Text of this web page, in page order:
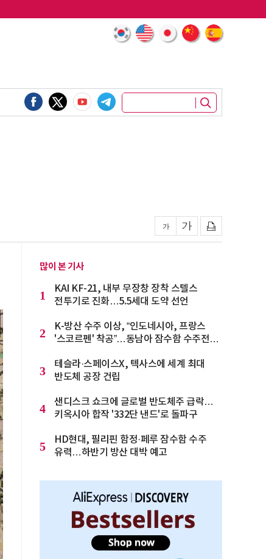
많이 본 기사
1
KAI KF-21, 내부 무장창 장착 스텔스
전투기로 진화…5.5세대 도약 선언
2
K-방산 수주 이상, “인도네시아, 프랑스
'스코르펜' 착공”…동남아 잠수함 수주전
3
테슬라·스페이스X, 텍사스에 세계 최대
반도체 공장 건립
4
샌디스크 쇼크에 글로벌 반도체주 급락…
키옥시아 합작 '332단 낸드'로 돌파구
5
HD현대, 필리핀 함정·페루 잠수함 수주
유력…하반기 방산 대박 예고